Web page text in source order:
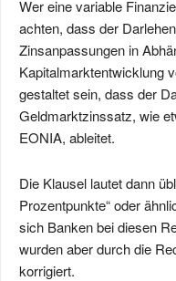
Wer eine variable
achten, dass der
Zinsanpassungen in
Kapitalmarktentwicklung
gestaltet sein, dass der
Geldmarktzinssatz, wie
EONIA, ableitet.
Die Klausel lautet dann
Prozentpunkte“ oder
sich Banken bei diesen
wurden aber durch die
korrigiert.